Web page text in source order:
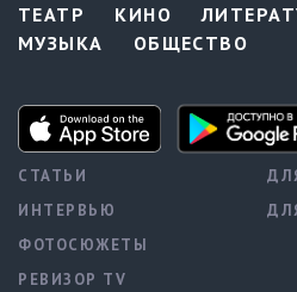
ТЕАТР КИНО
МУЗЫКА
ОБЩЕСТВО
СТАТЬИ
ИНТЕРВЬЮ
ФОТОСЮЖЕТЫ
РЕВИЗОР TV